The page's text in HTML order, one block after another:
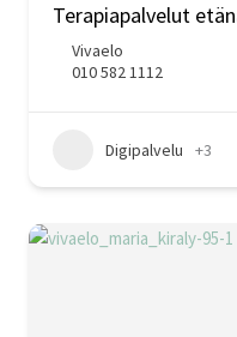
Terapiapalvelut
Vivaelo
010 582 1112
Digipalvelu +3